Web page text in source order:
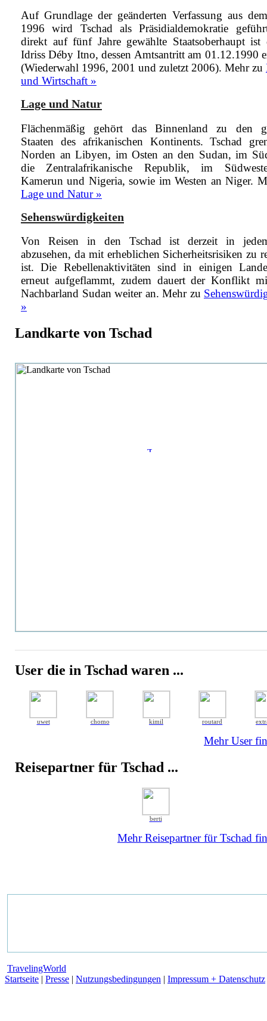
Auf Grundlage der geänderten Verfassung aus
1996 wird Tschad als Präsidialdemokratie
direkt auf fünf Jahre gewählte Staatsoberhaupt ist
Idriss Déby Itno, dessen Amtsantritt am 01.12.1990
(Wiederwahl 1996, 2001 und zuletzt 2006). Mehr zu
und Wirtschaft »
Lage und Natur
Flächenmäßig gehört das Binnenland zu den
Staaten des afrikanischen Kontinents. Tschad
Norden an Libyen, im Osten an den Sudan, im
die Zentralafrikanische Republik, im
Kamerun und Nigeria, sowie im Westen an Niger.
Lage und Natur »
Sehenswürdigkeiten
Von Reisen in den Tschad ist derzeit in
abzusehen, da mit erheblichen Sicherheitsrisiken zu
ist. Die Rebellenaktivitäten sind in einigen
erneut aufgeflammt, zudem dauert der Konflikt
Nachbarland Sudan weiter an. Mehr zu
»
Landkarte von Tschad
User die in Tschad waren ...
uwet chomo kimil routard
Mehr User
Reisepartner für Tschad ...
berti
Mehr Reisepartner für Tschad
TravelingWorld
Startseite | Presse | Nutzungsbedingungen | Impressum + Datenschutz